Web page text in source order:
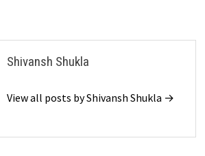
Shivansh Shukla
View all posts by Shivansh Shukla →